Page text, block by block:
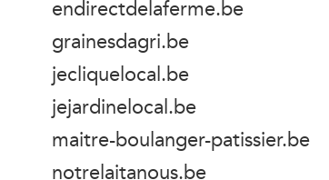
endirectdelaferme.be
grainesdagri.be
jecliquelocal.be
jejardinelocal.be
maitre-boulanger-patissier.be
notrelaitanous.be